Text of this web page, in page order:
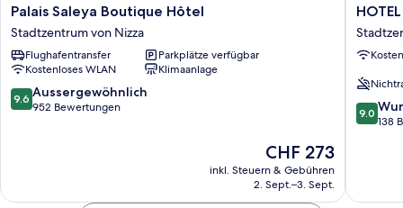
Palais
Saleya
Boutique
Hôtel
Stadtzentrum
von
Nizza
Palais Saleya Boutique Hôtel
Stadtzentrum von Nizza
Flughafentransfer
Parkplätze verfügbar
Kostenloses WLAN
Klimaanlage
9.6
von
9.6 Aussergewöhnlich
952 Bewertungen
Der
Preis
beträgt
CHF 273
inkl. Steuern & Gebühren
2. Sept.–3. Sept.
HOTEL
NICE
von
Nizza
9.0
von
9.0
138